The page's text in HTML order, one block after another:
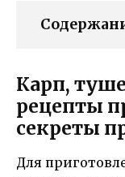
Карп,
рецепты
секреты
Для